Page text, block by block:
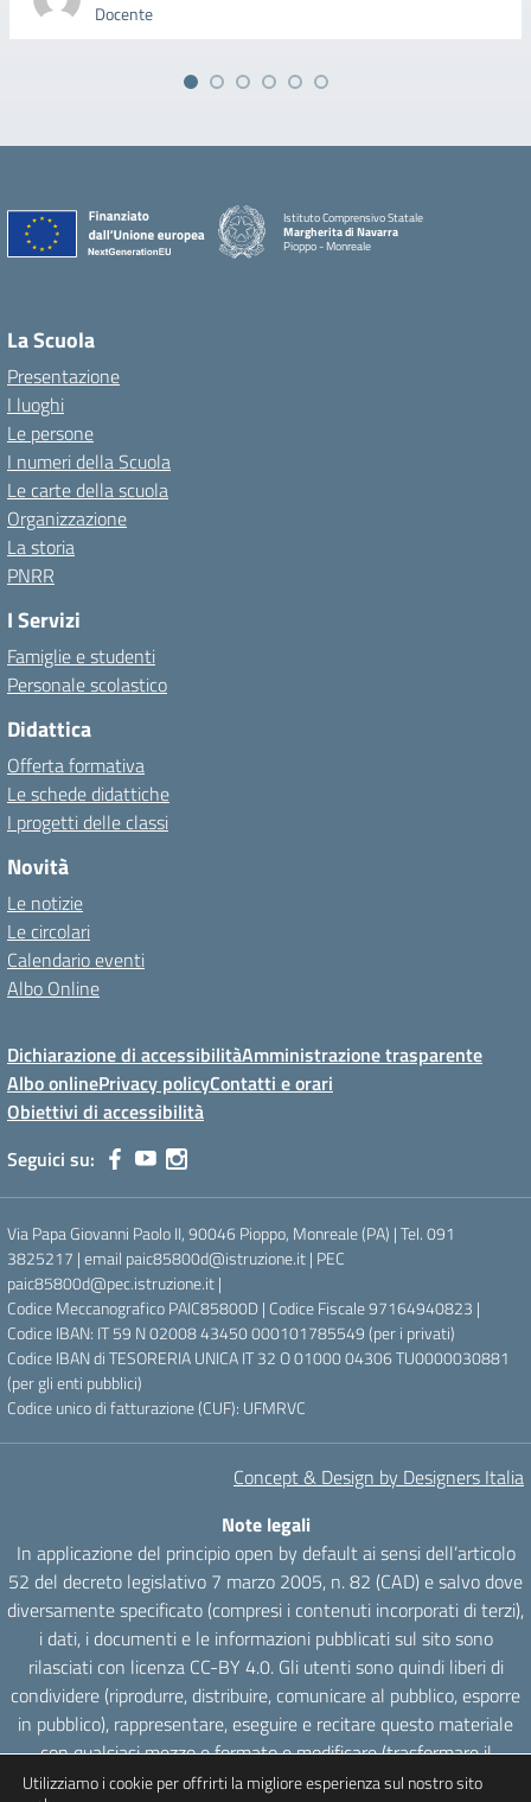
Docente
Istituto Comprensivo Statale
Margherita di Navarra
Pioppo - Monreale
La Scuola
Presentazione
I luoghi
Le persone
I numeri della Scuola
Le carte della scuola
Organizzazione
La storia
PNRR
I Servizi
Famiglie e studenti
Personale scolastico
Didattica
Offerta formativa
Le schede didattiche
I progetti delle classi
Novità
Le notizie
Le circolari
Calendario eventi
Albo Online
Dichiarazione di accessibilitàAmministrazione trasparente
Albo onlinePrivacy policyContatti e orari
Obiettivi di accessibilità
Seguici su:
Via Papa Giovanni Paolo II, 90046 Pioppo, Monreale (PA) | Tel. 091
3825217 | email paic85800d@istruzione.it | PEC
paic85800d@pec.istruzione.it |
Codice Meccanografico PAIC85800D | Codice Fiscale 97164940823 |
Codice IBAN: IT 59 N 02008 43450 000101785549 (per i privati)
Codice IBAN di TESORERIA UNICA IT 32 O 01000 04306 TU0000030881
(per gli enti pubblici)
Codice unico di fatturazione (CUF): UFMRVC
Concept & Design by Designers Italia
Note legali
In applicazione del principio open by default ai sensi dell’articolo
52 del decreto legislativo 7 marzo 2005, n. 82 (CAD) e salvo dove
diversamente specificato (compresi i contenuti incorporati di terzi),
i dati, i documenti e le informazioni pubblicati sul sito sono
rilasciati con licenza CC-BY 4.0. Gli utenti sono quindi liberi di
condividere (riprodurre, distribuire, comunicare al pubblico, esporre
in pubblico), rappresentare, eseguire e recitare questo materiale
con qualsiasi mezzo e formato e modificare (trasformare il
materiale e utilizzarlo per opere derivate) per qualsiasi fine, anche
Utilizziamo i cookie per offrirti la migliore esperienza sul nostro sito